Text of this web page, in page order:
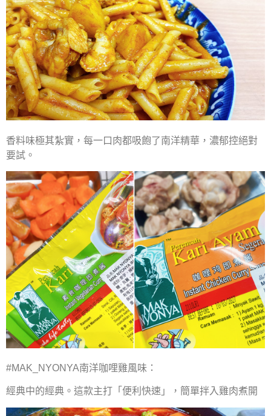
香料味極其紮實，每一口肉都吸飽了南洋精華，濃郁控絕對
要試。
#MAK_NYONYA南洋咖哩雞風味：
經典中的經典。這款主打「便利快速」，簡單拌入雞肉煮開